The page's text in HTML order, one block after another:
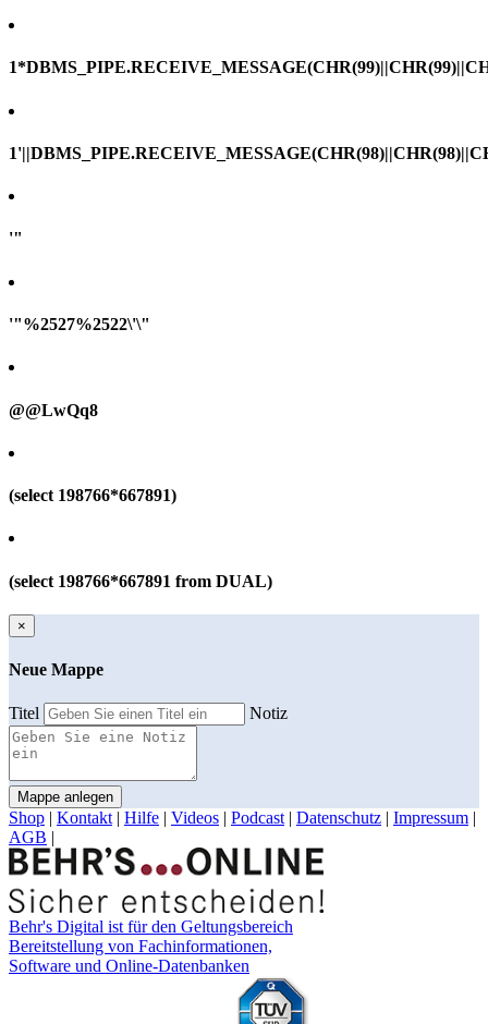
'"
'"%2527%2522\'\"
@@LwQq8
(select 198766*667891)
(select 198766*667891 from DUAL)
×
Neue Mappe
Titel Notiz
Mappe anlegen
Shop | Kontakt | Hilfe | Videos | Podcast | Datenschutz | Impressum |
AGB |
Behr's Digital ist für den Geltungsbereich
Bereitstellung von Fachinformationen,
Software und Online-Datenbanken